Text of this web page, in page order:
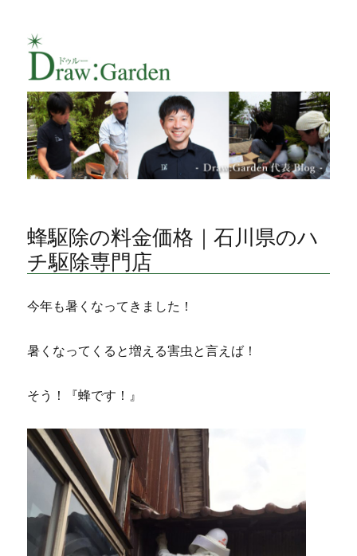
Draw:Garden代表（村本宏斗）のブロ
グ
蜂駆除の料金価格｜石川県のハ
チ駆除専門店
今年も暑くなってきました！
暑くなってくると増える害虫と言えば！
そう！『蜂です！』